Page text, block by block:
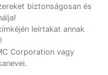
biztonságosan és
leírtakat annak
Corporation vagy